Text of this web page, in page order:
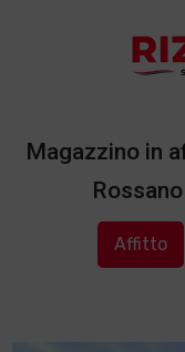
Magazzino in
Affitto